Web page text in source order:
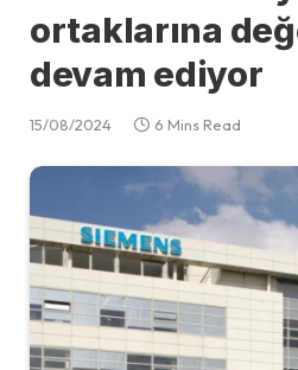
ortaklarına
devam ediyor
15/08/2024 6 Mins Read